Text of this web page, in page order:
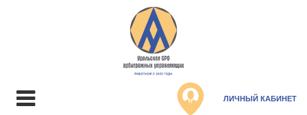
ЛИЧНЫЙ КАБИНЕТ